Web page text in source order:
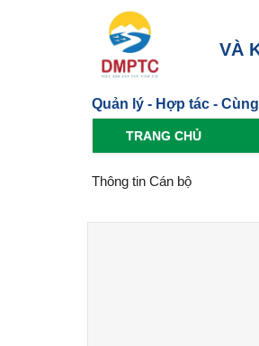
VÀ
Quản lý - Hợp tác -
TRANG CHỦ
Thông tin Cán bộ